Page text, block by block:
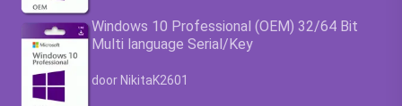
Windows 10 Professional (OEM) 32/64 Bit
Multi language Serial/Key
Waardering4.63
door NikitaK2601